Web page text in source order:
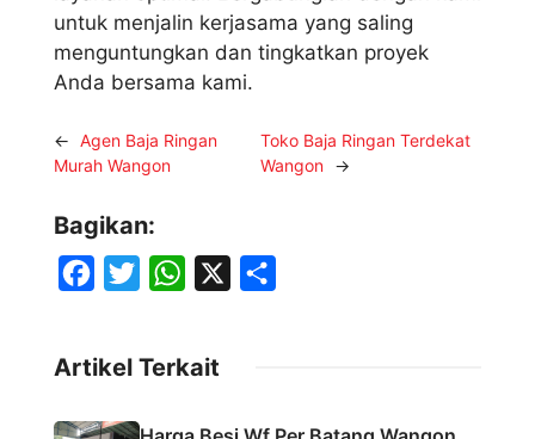
untuk menjalin kerjasama yang saling
menguntungkan dan tingkatkan proyek
Anda bersama kami.
← Agen Baja Ringan
Murah Wangon
Toko Baja Ringan Terdekat
Wangon →
Bagikan:
e
b
t
t
Artikel Terkait